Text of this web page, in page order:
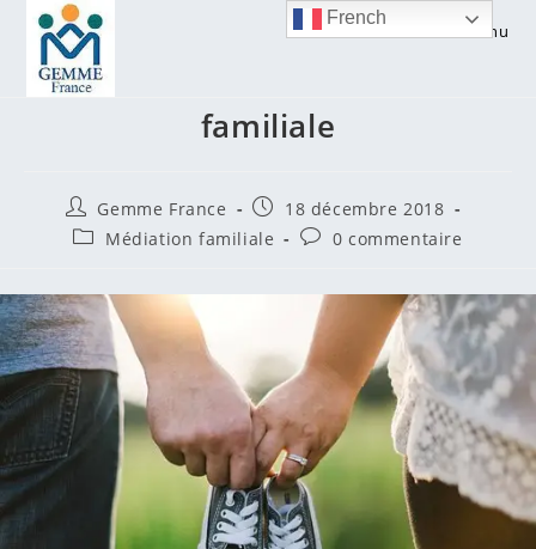
content
Menu
Combien coûte une médiation
familiale
Auteur/autrice
de
la
Gemme France
Publication
publiée :
18 décembre 2018
PostMédiation familiale
Commentaires
publication :
0 commentaire
French